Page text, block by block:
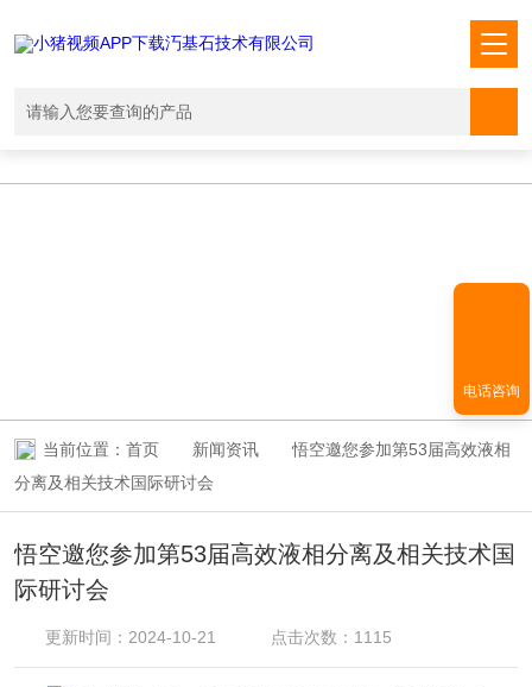
当前位置： 首页 新闻资讯
悟空邀您参加第53届高效液相
分离及相关技术国际研讨会
悟空邀您参加第53届高效液相分离及相关技术国
际研讨会
更新时间：2024-10-21 点击次数：1115
电话咨询